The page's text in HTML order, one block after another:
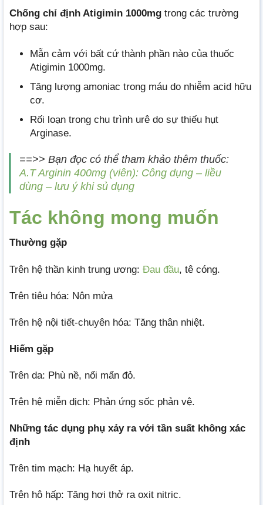
Chống chỉ định Atigimin 1000mg trong các trường
hợp sau:
Mẫn cảm với bất cứ thành phần nào của thuốc
Atigimin 1000mg.
Tăng lượng amoniac trong máu do nhiễm acid hữu
cơ.
Rối loạn trong chu trình urê do sự thiếu hụt
Arginase.
==>> Bạn đọc có thể tham khảo thêm thuốc:
A.T Arginin 400mg (viên): Công dụng – liều
dùng – lưu ý khi sủ dụng
Tác không mong muốn
Thường gặp
Trên hệ thần kinh trung ương: Đau đầu, tê cóng.
Trên tiêu hóa: Nôn mửa
Trên hệ nội tiết-chuyên hóa: Tăng thân nhiệt.
Hiếm gặp
Trên da: Phù nề, nổi mẩn đỏ.
Trên hệ miễn dịch: Phản ứng sốc phản vệ.
Những tác dụng phụ xảy ra với tần suất không xác
định
Trên tim mạch: Hạ huyết áp.
Trên hô hấp: Tăng hơi thở ra oxit nitric.